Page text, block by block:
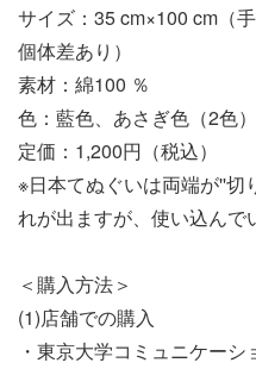
サイズ：35 cm×100 cm（
個体差あり）
素材：綿100 ％
色：藍色、あさぎ色（2色）
定価：1,200円（税込）
※日本てぬぐいは両端が''切
れが出ますが、使い込んで
＜購入方法＞
(1)店舗での購入
・東京大学コミュニケーシ